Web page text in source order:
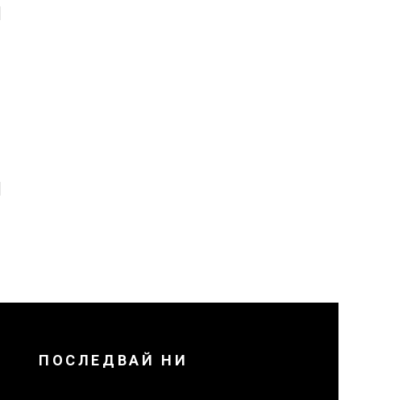
ПОСЛЕДВАЙ НИ